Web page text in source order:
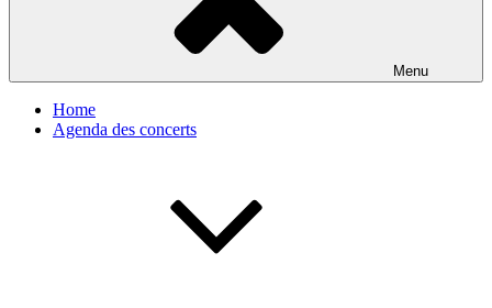
Menu
Home
Agenda des concerts